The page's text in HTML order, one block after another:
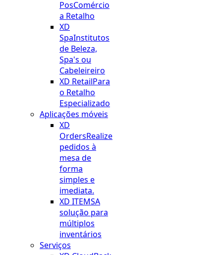
PosComércio
a Retalho
XD
SpaInstitutos
de Beleza,
Spa's ou
Cabeleireiro
XD RetailPara
o Retalho
Especializado
Aplicações móveis
XD
OrdersRealize
pedidos à
mesa de
forma
simples e
imediata.
XD ITEMSA
solução para
múltiplos
inventários
Serviços